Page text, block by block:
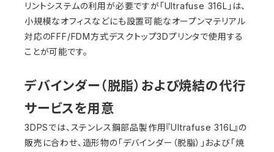
リントシステムの利用が必要ですが「Ultrafuse 316L」は、
小規模なオフィスなどにも設置可能なオープンマテリアル
対応のFFF/FDM方式デスクトップ3Dプリンタで使用する
ことが可能です。
デバインダー（脱脂）および焼結の代行
サービスを用意
3DPSでは、ステンレス鋼部品製作用『Ultrafuse 316L』の
販売に合わせ、造形物の「デバインダー（脱脂）」および「焼